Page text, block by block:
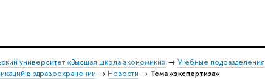
университет «Высшая школа экономики» → Учебные подразделения
в здравоохранении → Новости → Тема «экспертиза»